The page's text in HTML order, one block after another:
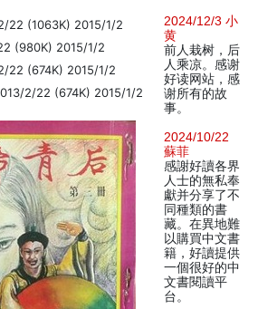
22 (1063K) 2015/1/2
(980K) 2015/1/2
22 (674K) 2015/1/2
2/22 (674K) 2015/1/2
2024/12/3 小
黄
前人栽树，后
人乘凉。感谢
好读网站，感
谢所有的故
事。
2024/10/22
蘇菲
感謝好讀各界
人士的無私奉
獻并分享了不
同種類的書
藏。在異地難
以購買中文書
籍，好讀提供
一個很好的中
文書閱讀平
台。